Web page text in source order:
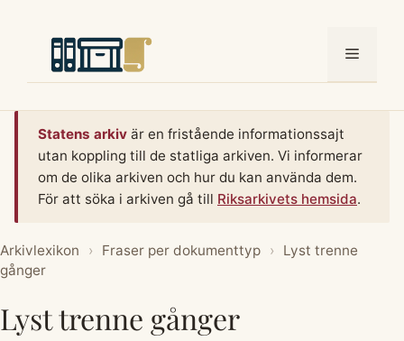
innehåll
Meny
Statens arkiv är en fristående informationssajt
utan koppling till de statliga arkiven. Vi informerar
om de olika arkiven och hur du kan använda dem.
För att söka i arkiven gå till Riksarkivets hemsida.
Arkivlexikon › Fraser per dokumenttyp ›
Lyst trenne
gånger
Lyst trenne gånger